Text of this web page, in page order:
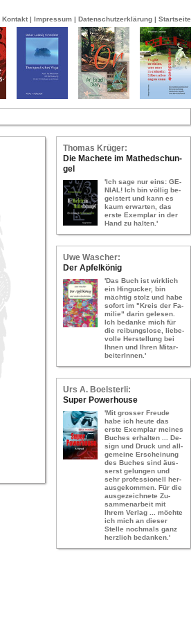
Kontakt | Impressum | Datenschutzerklärung | Startseite
Tho­mas Krü­ger:
Die Ma­che­te im Ma­thed­schun­
gel
'Ich sage nur eins: GE­
NI­AL! Ich bin völ­lig be­
geis­tert und kann es
kaum er­war­ten, das
erste Ex­em­plar in der
Hand zu hal­ten.'
Uwe Wa­scher:
Der Ap­fel­kö­nig
'Das Buch ist wirk­lich
ein Hin­gu­cker, bin
mäch­tig stolz und habe
so­fort im "Kreis der Fa­
mi­lie" darin ge­le­sen.
Ich be­dan­ke mich für
die rei­bungs­lo­se, lie­be­
vol­le Her­stel­lung bei
Ihnen und Ihren Mit­ar­
bei­te­rIn­nen.'
Urs A. Bo­els­ter­li:
Super Power­hou­se
'Mit gros­ser Freu­de
habe ich heute das
erste Ex­em­plar mei­nes
Bu­ches er­hal­ten ... De­
sign und Druck und all­
ge­mei­ne Er­schei­nung
des Bu­ches sind äus­
serst ge­lun­gen und
sehr pro­fes­sio­nell her­
aus­ge­kom­men. Für die
aus­ge­zeich­ne­te Zu­
sam­men­ar­beit mit
Ihrem Ver­lag ... möch­te
ich mich an die­ser
Stel­le noch­mals ganz
herz­lich be­dan­ken.'